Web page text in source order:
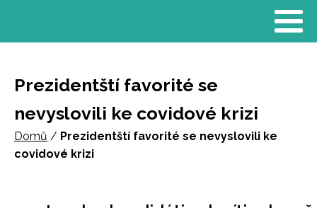
Prezidentští favorité se
nevyslovili ke covidové krizi
Domů / Prezidentští favorité se nevyslovili ke
covidové krizi